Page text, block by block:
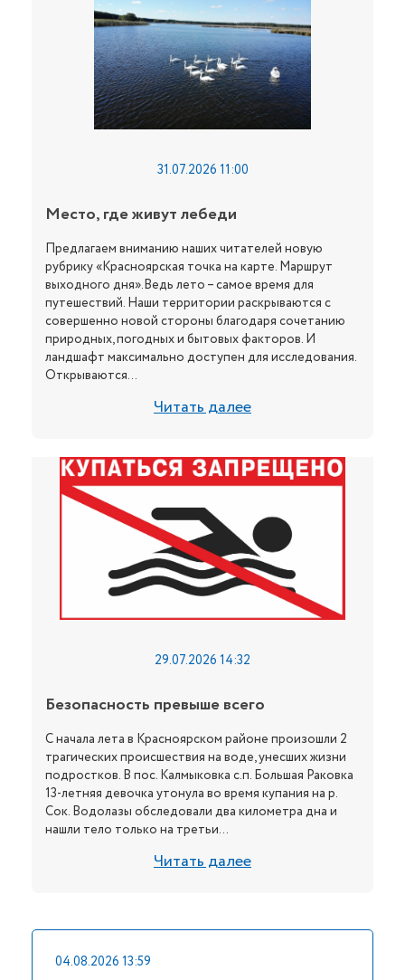
31.07.2026 11:00
Место, где живут лебеди
Предлагаем вниманию наших читателей новую
рубрику «Красноярская точка на карте. Маршрут
выходного дня».Ведь лето – самое время для
путешествий. Наши территории раскрываются с
совершенно новой стороны благодаря сочетанию
природных, погодных и бытовых факторов. И
ландшафт максимально доступен для исследования.
Открываются...
Читать далее
29.07.2026 14:32
Безопасность превыше всего
С начала лета в Красноярском районе произошли 2
трагических происшествия на воде, унесших жизни
подростков. В пос. Калмыковка с.п. Большая Раковка
13-летняя девочка утонула во время купания на р.
Сок. Водолазы обследовали два километра дна и
нашли тело только на третьи...
Читать далее
04.08.2026 13:59